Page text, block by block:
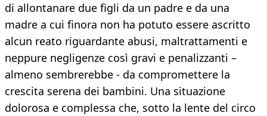
di allontanare due figli da un padre e da una
madre a cui finora non ha potuto essere ascritto
alcun reato riguardante abusi, maltrattamenti e
neppure negligenze così gravi e penalizzanti –
almeno sembrerebbe - da compromettere la
crescita serena dei bambini. Una situazione
dolorosa e complessa che, sotto la lente del circo